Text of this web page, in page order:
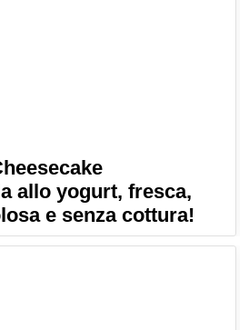
allo yogurt, fresca,
e senza cottura!